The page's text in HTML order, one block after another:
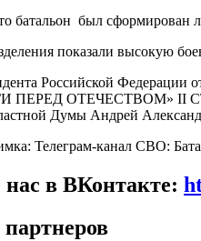
батальон был сформирован
показали высокую
Российской Федерации
ОТЕЧЕСТВОМ» II
Думы Андрей
Телеграм-канал СВО:
в ВКонтакте: